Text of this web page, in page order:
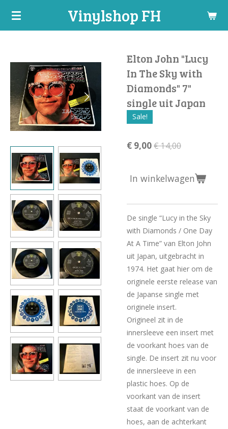
Ga
hoofdinhoud
Vinylshop FH
Elton John "Lucy
In The Sky with
Diamonds" 7"
single uit Japan
Sale!
€ 9,00€ 14,00
In winkelwagen
De single “Lucy in the Sky
with Diamonds / One Day
At A Time” van Elton John
uit Japan, uitgebracht in
1974. Het gaat hier om de
originele eerste release van
de Japanse single met
originele insert.
Origineel zit in de
innersleeve een insert met
de voorkant hoes van de
single. De insert zit nu voor
de innersleeve in een
plastic hoes. Op de
voorkant van de insert
staat de voorkant van de
hoes, aan de achterkant